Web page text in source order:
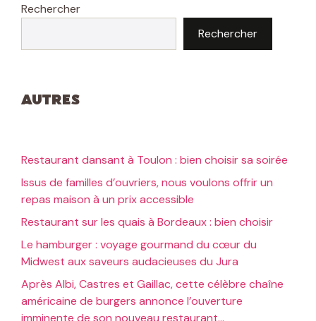
Rechercher
Rechercher
Autres
Restaurant dansant à Toulon : bien choisir sa soirée
Issus de familles d’ouvriers, nous voulons offrir un
repas maison à un prix accessible
Restaurant sur les quais à Bordeaux : bien choisir
Le hamburger : voyage gourmand du cœur du
Midwest aux saveurs audacieuses du Jura
Après Albi, Castres et Gaillac, cette célèbre chaîne
américaine de burgers annonce l’ouverture
imminente de son nouveau restaurant…